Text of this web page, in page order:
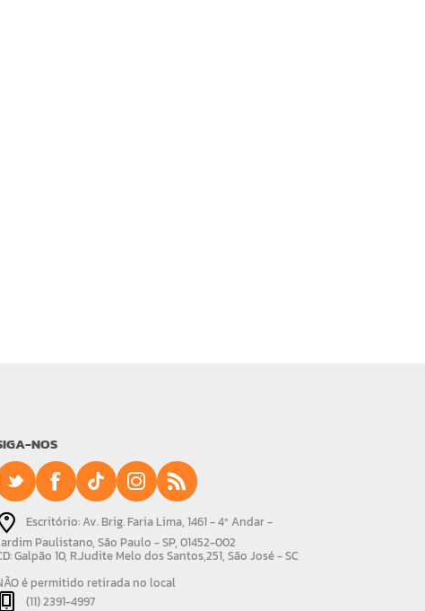
NOS
Escritório: Av. Brig. Faria Lima, 1461 - 4º Andar -
Paulistano, São Paulo - SP, 01452-002
Galpão 10, R.Judite Melo dos Santos,251, São José - SC
é permitido retirada no local
(11) 2391-4997